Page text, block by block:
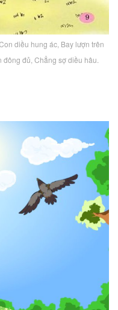
Con diều hung ác, Bay lượn trên
đủ, Chẳng sợ diều hâu.